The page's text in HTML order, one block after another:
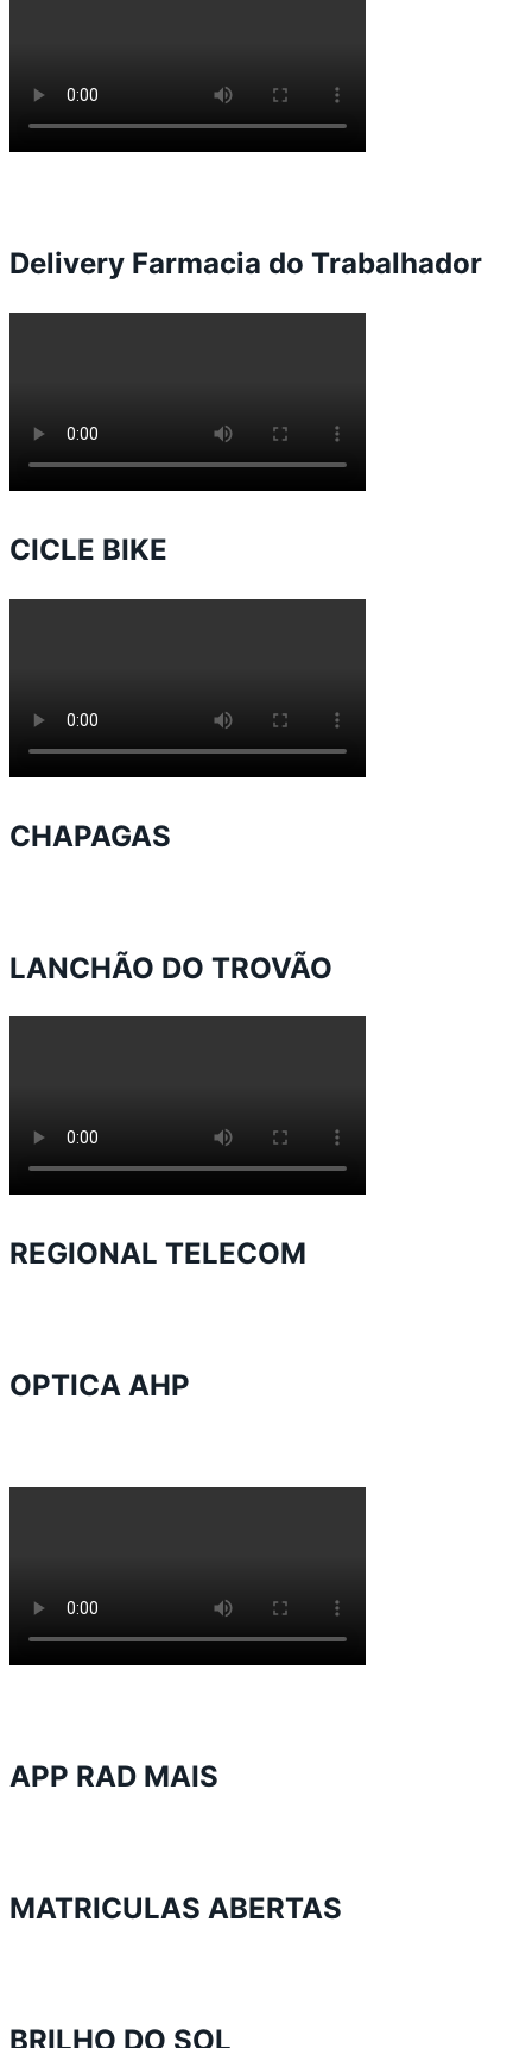
Delivery Farmacia do Trabalhador
CICLE BIKE
CHAPAGAS
LANCHÃO DO TROVÃO
REGIONAL TELECOM
OPTICA AHP
APP RAD MAIS
MATRICULAS ABERTAS
BRILHO DO SOL